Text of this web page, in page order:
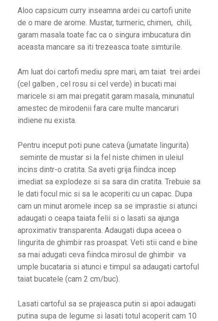
Aloo capsicum curry inseamna ardei cu cartofi unite
de o mare de arome. Mustar, turmeric, chimen, chili,
garam masala toate fac ca o singura imbucatura din
aceasta mancare sa iti trezeasca toate simturile.
Am luat doi cartofi mediu spre mari, am taiat trei ardei
(cel galben , cel rosu si cel verde) in bucati mai
maricele si am mai pregatit garam masala, minunatul
amestec de mirodenii fara care multe mancaruri
indiene nu exista.
Pentru inceput poti pune cateva (jumatate lingurita)
seminte de mustar si la fel niste chimen in uleiul
incins dintr-o cratita. Sa aveti grija fiindca incep
imediat sa explodeze si sa sara din cratita. Trebuie sa
le dati focul mic si sa le acoperiti cu un capac. Dupa
cam un minut aromele incep sa se imprastie si atunci
adaugati o ceapa taiata felii si o lasati sa ajunga
aproximativ transparenta. Adaugati dupa aceea o
lingurita de ghimbir ras proaspat. Veti stii cand e bine
sa mai adugati ceva fiindca mirosul de ghimbir va
umple bucataria si atunci e timpul sa adaugati cartoful
taiat bucatele (cam 2 cm/buc).
Lasati cartoful sa se prajeasca putin si apoi adaugati
putina supa de legume si lasati totul acoperit cam 10